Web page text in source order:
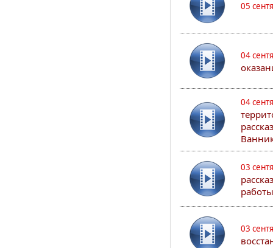
05
04
04
03
03